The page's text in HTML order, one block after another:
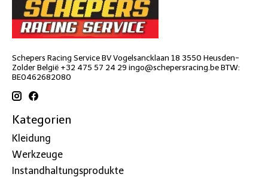
Schepers Racing Service BV Vogelsancklaan 18 3550 Heusden-
Zolder België +32 475 57 24 29 ingo@schepersracing.beBTW:
BE0462682080
Kategorien
Kleidung
Werkzeuge
Instandhaltungsprodukte